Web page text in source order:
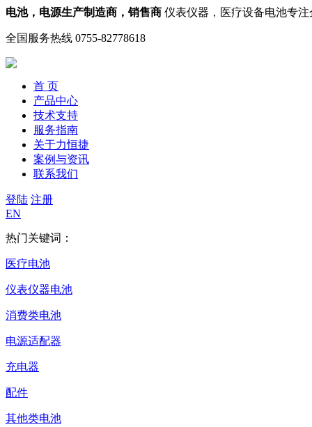
电池，电源生产制造商，销售商 仪表仪器，医疗设备电池专注
全国服务热线 0755-82778618
首 页
产品中心
技术支持
服务指南
关于力恒捷
案例与资讯
联系我们
登陆 注册
EN
热门关键词：
医疗电池
仪表仪器电池
消费类电池
电源适配器
充电器
配件
其他类电池